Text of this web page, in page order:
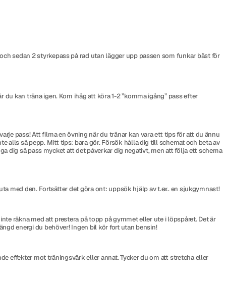
sedan 2 styrkepass på rad utan lägger upp passen som funkar bäst för
kan träna igen. Kom ihåg att köra 1-2 ”komma igång” pass efter
pass! Att filma en övning när du tränar kan vara ett tips för att du ännu
alls så pepp. Mitt tips: bara gör. Försök hålla dig till schemat och beta av
dig så pass mycket att det påverkar dig negativt, men att följa ett schema
med den. Fortsätter det göra ont: uppsök hjälp av t.ex. en sjukgymnast!
räkna med att prestera på topp på gymmet eller ute i löpspåret. Det är
energi du behöver! Ingen bil kör fort utan bensin!
effekter mot träningsvärk eller annat. Tycker du om att stretcha eller